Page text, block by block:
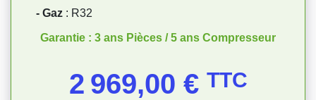
- Gaz : R32
Garantie : 3 ans Pièces / 5 ans Compresseur
2 969,00 € TTC